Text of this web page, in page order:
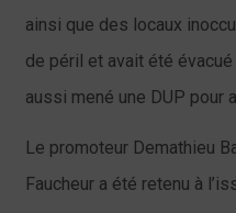
ainsi que des locaux
de péril et avait été
aussi mené une DUP pour
Le promoteur Demathieu
Faucheur a été retenu à